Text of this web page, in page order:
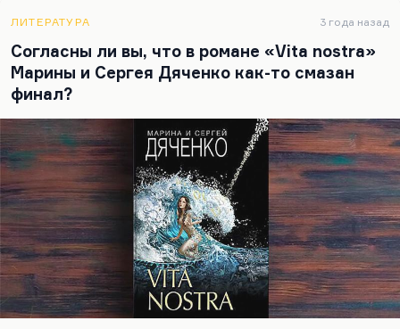
всего лишь новая форма существования. То, что
это не безумие, совершенно точно, потому что
некоторые трансформации сознания, которые
там описаны, уже давно поставили Сашу вне
нормы.
Понимаете, концовка иногда для того и пишется,
чтобы не скажу…
ЛИТЕРАТУРА 3 года назад
Согласны ли вы, что в романе «Vita nostra»
Марины и Сергея Дяченко как-то смазан
финал?